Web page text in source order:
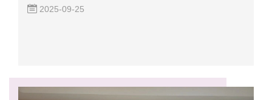
2025-09-25